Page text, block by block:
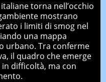
torna nell’occhio
mostrano
i limiti di smog nel
una mappa
urbano. Tra conferme
il quadro che emerge
difficoltà, ma con